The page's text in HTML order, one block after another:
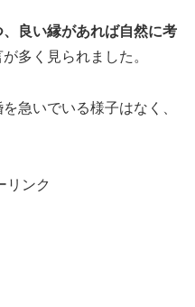
良い縁があれば自然に考
多く見られました。
急いでいる様子はなく、
リンク